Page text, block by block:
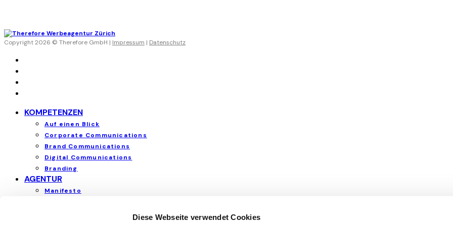
Diese Webseite verwendet Cookies
Copyright 2026 © Therefore GmbH | Impressum | Datenschutz
KOMPETENZEN
Auf einen Blick
Corporate Communications
Brand Communications
Digital Communications
Branding
AGENTUR
Manifesto